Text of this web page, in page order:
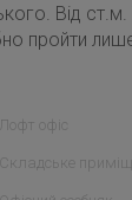
Від
пройти
Лофт офіс
Складське